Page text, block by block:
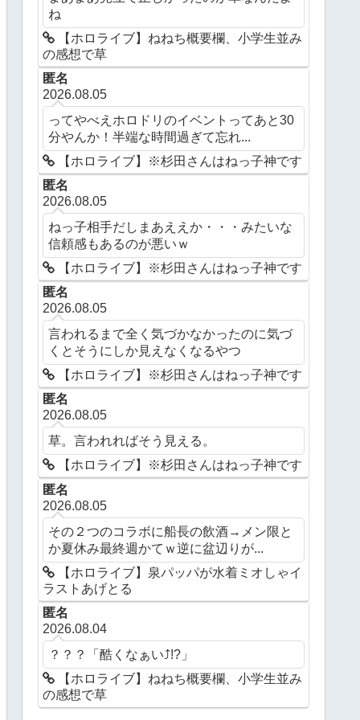
ね
【ホロライブ】ねねち概要欄、小学生並み
の感想で草
匿名
2026.08.05
ってやべえホロドリのイベントってあと30
分やんか！半端な時間過ぎて忘れ...
【ホロライブ】※杉田さんはねっ子神です
匿名
2026.08.05
ねっ子相手だしまあええか・・・みたいな
信頼感もあるのが悪いｗ
【ホロライブ】※杉田さんはねっ子神です
匿名
2026.08.05
言われるまで全く気づかなかったのに気づ
くとそうにしか見えなくなるやつ
【ホロライブ】※杉田さんはねっ子神です
匿名
2026.08.05
草。言われればそう見える。
【ホロライブ】※杉田さんはねっ子神です
匿名
2026.08.05
その２つのコラボに船長の飲酒→メン限と
か夏休み最終週かてｗ逆に盆辺りが...
【ホロライブ】泉パッパが水着ミオしゃイ
ラストあげとる
匿名
2026.08.04
？？？「酷くなぁい⤴︎!?」
【ホロライブ】ねねち概要欄、小学生並み
の感想で草